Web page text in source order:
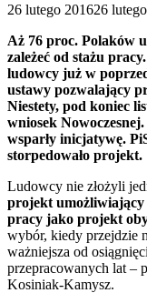
26 lutego 201626
Aż 76 proc. Polaków
zależeć od stażu
ludowcy już w
ustawy pozwalający
Niestety, pod koniec
wniosek
wsparły inicjatywę.
storpedowało projekt.
Ludowcy nie złożyli
projekt umożliwiający
pracy jako projekt
wybór, kiedy przejdzie
ważniejsza od
przepracowanych lat –
Kosiniak-Kamysz.